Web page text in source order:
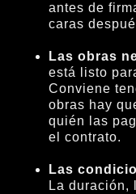
antes de
caras
Las obras
está listo
Conviene
obras hay
quién las
el contrato.
Las
La duración,